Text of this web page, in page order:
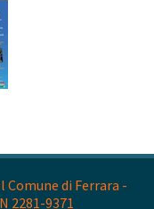
Comune di Ferrara -
2281-9371